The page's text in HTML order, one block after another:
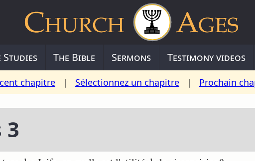
Studies The Bible Sermons Testimony videos
chapitre | Sélectionnez un chapitre | Prochain
3